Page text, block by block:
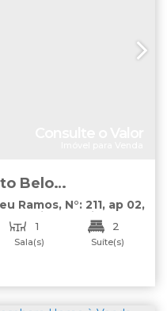
Belo
à Venda
Ramos, N°: 211, ap 02,
Catarina Brasil
1
Sala(s)
2
Suíte(s)